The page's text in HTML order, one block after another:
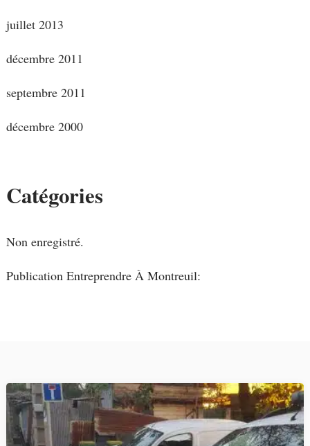
juillet 2013
décembre 2011
septembre 2011
décembre 2000
Catégories
Non enregistré.
Publication Entreprendre À Montreuil: